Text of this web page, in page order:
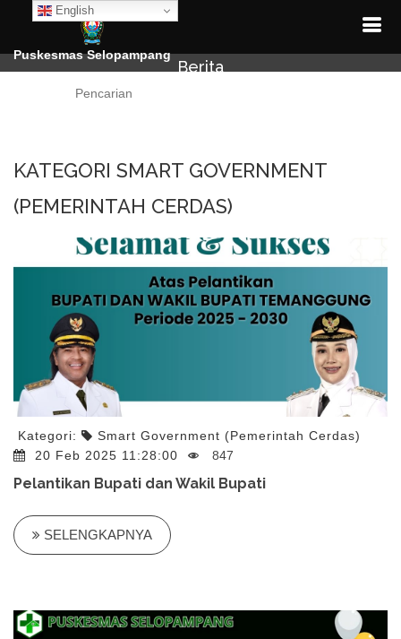
English
Puskesmas Selopampang
Berita
KATEGORI SMART GOVERNMENT
(PEMERINTAH CERDAS)
Kategori:
Smart Government (Pemerintah Cerdas)
20 Feb 2025 11:28:00
847
Pelantikan Bupati dan Wakil Bupati
SELENGKAPNYA